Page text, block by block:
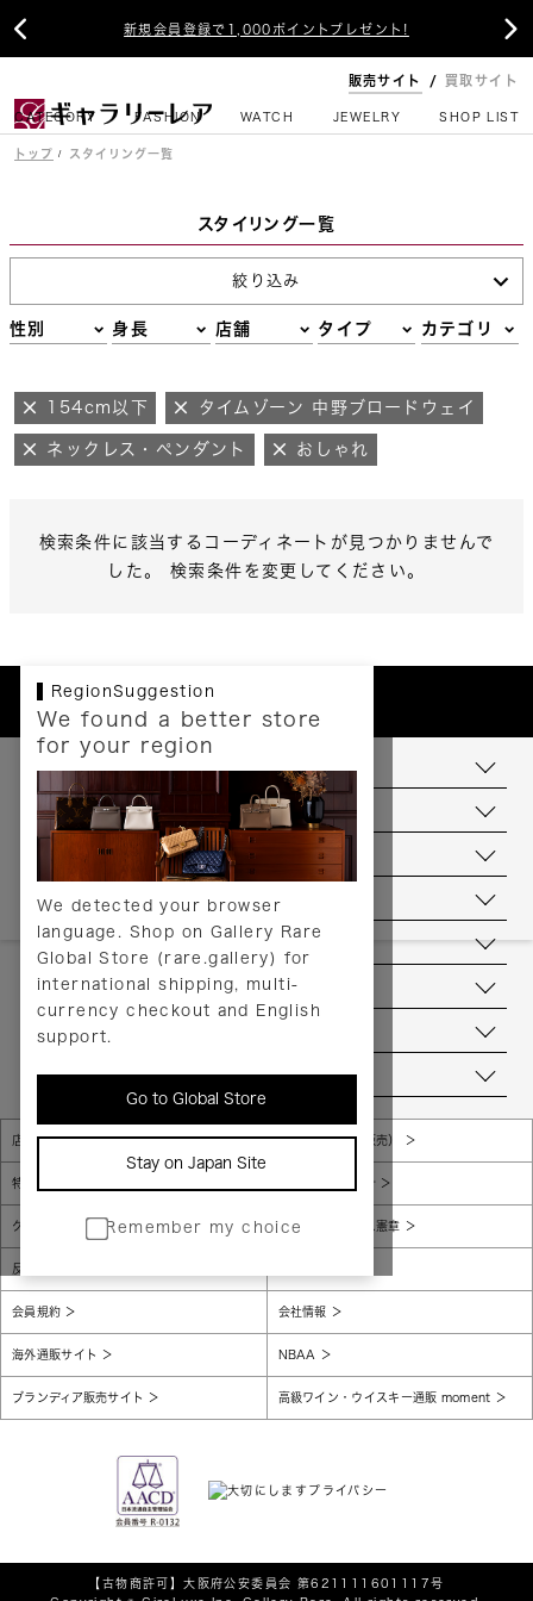
新規会員登録で1,000ポイントプレゼント!
 
販売サイト 買取サイト
CATEGORY FASHION WATCH JEWELRY SHOP LIST
トップ スタイリング一覧
スタイリング一覧
絞り込み
性別 身長 店舗 タイプ カテゴリ
154cm以下 タイムゾーン 中野ブロードウェイ
ネックレス・ペンダント おしゃれ
検索条件に該当するコーディネートが見つかりませんで
した。 検索条件を変更してください。
RegionSuggestion
We found a better store
for your region
We detected your browser
language. Shop on Gallery Rare
Global Store (rare.gallery) for
international shipping, multi-
currency checkout and English
support.
Go to Global Store
Stay on Japan Site
Remember my choice
お支払いについて
配送について
送料について
返品について
ヘルプ
お問い合わせ
当店について
店舗一覧 販売規約（店頭販売）
特定商取引法に基づく表示 個人情報保護方針
グローバルプライバシーポリシー コンプライアンス憲章
反社会的勢力に対する基本方針
会員規約 会社情報
海外通販サイト NBAA
ブランディア販売サイト 高級ワイン・ウイスキー通販 moment
【古物商許可】大阪府公安委員会 第621111601117号